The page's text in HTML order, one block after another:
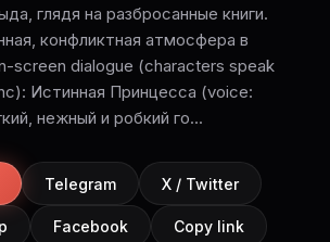
глядя на разбросанные книги.
конфликтная атмосфера в
screen dialogue (characters speak
Истинная Принцесса (voice:
нежный и робкий го...
Telegram X / Twitter
Facebook Copy link